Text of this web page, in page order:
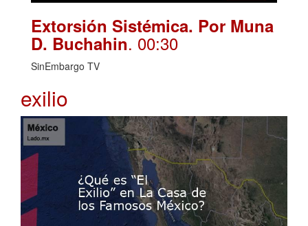
Extorsión Sistémica. Por Muna
D. Buchahin. 00:30
SinEmbargo TV
exilio